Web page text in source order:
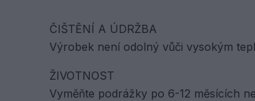
ČIŠTĚNÍ A ÚDRŽBA
Výrobek není odolný vůči vysokým
ŽIVOTNOST
Vyměňte podrážky po 6-12 měsících